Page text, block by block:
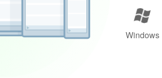
Windows